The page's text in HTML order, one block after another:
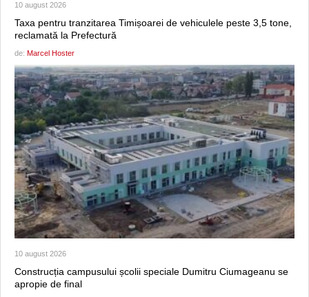
10 august 2026
Taxa pentru tranzitarea Timișoarei de vehiculele peste 3,5 tone,
reclamată la Prefectură
de: Marcel Hoster
10 august 2026
Construcția campusului școlii speciale Dumitru Ciumageanu se
apropie de final